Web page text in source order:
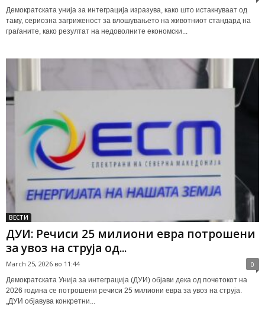
Демократската унија за интеграција изразува, како што истакнуваат од
таму, сериозна загриженост за влошувањето на животниот стандард на
граѓаните, како резултат на недоволните економски...
ВЕСТИ
ДУИ: Речиси 25 милиони евра потрошени
за увоз на струја од...
March 25, 2026 во 11:44 0
Демократската Унија за интеграција (ДУИ) објави дека од почетокот на
2026 година се потрошени речиси 25 милиони евра за увоз на струја.
„ДУИ објавува конкретни...